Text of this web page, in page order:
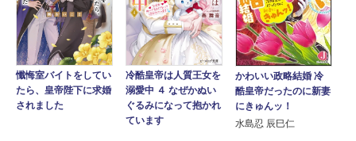
懺悔室バイトをしてい
たら、皇帝陛下に求婚
されました
冷酷皇帝は人質王女を
溺愛中 ４ なぜかぬい
ぐるみになって抱かれ
ています
かわいい政略結婚 冷
酷皇帝だったのに新妻
にきゅんッ！
水島忍 辰巳仁